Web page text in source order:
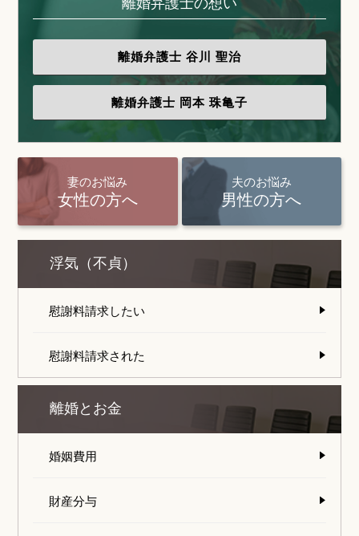
離婚弁護士 谷川 聖治
離婚弁護士 岡本 珠亀子
妻のお悩み
女性の方へ
夫のお悩み
男性の方へ
浮気（不貞）
慰謝料請求したい
慰謝料請求された
離婚とお金
婚姻費用
財産分与